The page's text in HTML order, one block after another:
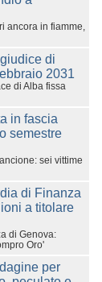
ancora in fiamme,
di Alba fissa
sei vittime
di Genova:
Oro'